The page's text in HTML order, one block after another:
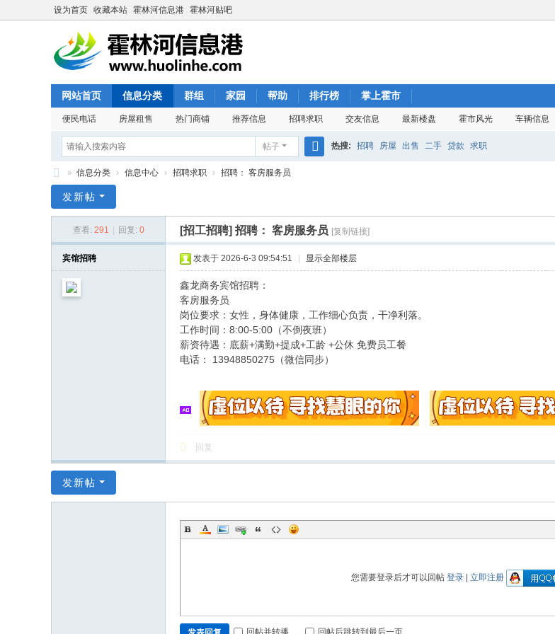
设为首页 收藏本站 霍林河信息港 霍林河贴吧
网站首页 信息分类 群组 家园 帮助 排行榜 掌上霍市
便民电话 房屋租售 热门商铺 推荐信息 招聘求职 交友信息 最新楼盘 霍市风光 车辆信息
帖子 热搜: 招聘 房屋 出售 二手 贷款 求职
林
» 信息分类 › 信息中心 › 招聘求职 › 招聘： 客房服务员
发新帖
查看: 291 回复: 0 [招工招聘] 招聘： 客房服务员 [复制链接]
宾馆招聘 发表于 2026-6-3 09:54:51 显示全部楼层
鑫龙商务宾馆招聘：
客房服务员
岗位要求：女性，身体健康，工作细心负责，干净利落。
工作时间：8:00-5:00（不倒夜班）
薪资待遇：底薪+满勤+提成+工龄 +公休 免费员工餐
电话： 13948850275（微信同步）
回复
发新帖
您需要登录后才可以回帖 登录 立即注册
回帖并转播 回帖后跳转到最后一页